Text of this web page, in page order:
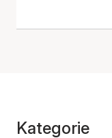
Kategorie